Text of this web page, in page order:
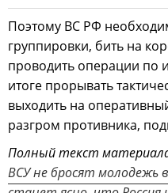
Поэтому ВС РФ
группировки, бить на
проводить операции по
итоге прорывать
выходить на
разгром противника,
Полный текст
ВСУ не бросят молодежь